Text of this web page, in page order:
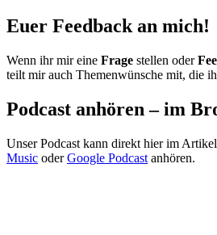
Euer Feedback an mich!
Wenn ihr mir eine Frage stellen oder
teilt mir auch Themenwünsche mit, die
Podcast anhören – im
Unser Podcast kann direkt hier im
Music oderGoogle Podcast anhören.